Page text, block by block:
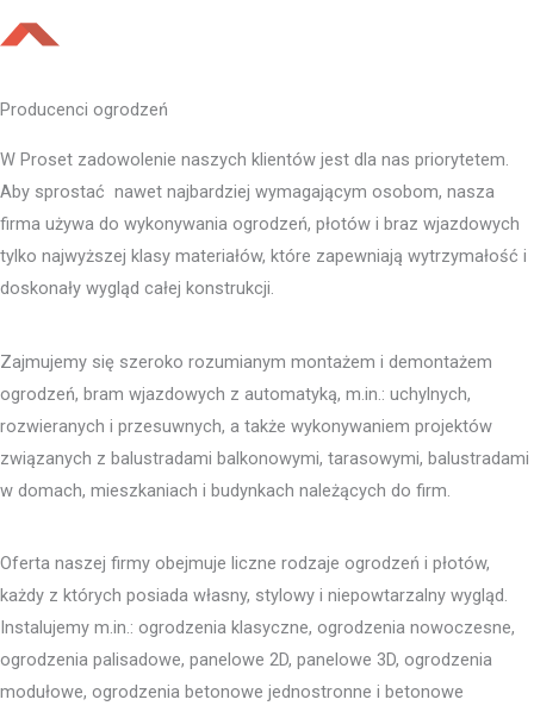
Producenci ogrodzeń
W Proset zadowolenie naszych klientów jest dla nas priorytetem.
Aby sprostać nawet najbardziej wymagającym osobom, nasza
firma używa do wykonywania ogrodzeń, płotów i braz wjazdowych
tylko najwyższej klasy materiałów, które zapewniają wytrzymałość i
doskonały wygląd całej konstrukcji.
Zajmujemy się szeroko rozumianym montażem i demontażem
ogrodzeń, bram wjazdowych z automatyką, m.in.: uchylnych,
rozwieranych i przesuwnych, a także wykonywaniem projektów
związanych z balustradami balkonowymi, tarasowymi, balustradami
w domach, mieszkaniach i budynkach należących do firm.
Oferta naszej firmy obejmuje liczne rodzaje ogrodzeń i płotów,
każdy z których posiada własny, stylowy i niepowtarzalny wygląd.
Instalujemy m.in.: ogrodzenia klasyczne, ogrodzenia nowoczesne,
ogrodzenia palisadowe, panelowe 2D, panelowe 3D, ogrodzenia
modułowe, ogrodzenia betonowe jednostronne i betonowe